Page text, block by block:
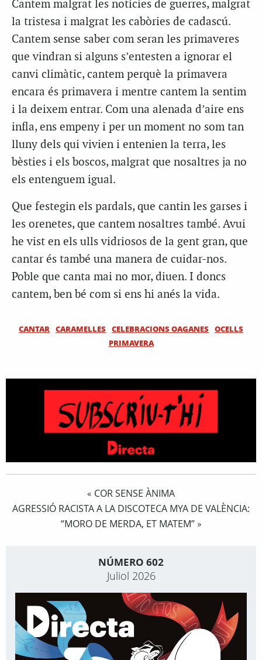
Cantem malgrat les notícies de guerres, malgrat
la tristesa i malgrat les cabòries de cadascú.
Cantem sense saber com seran les primaveres
que vindran si alguns s’entesten a ignorar el
canvi climàtic, cantem perquè la primavera
encara és primavera i mentre cantem la sentim
i la deixem entrar. Com una alenada d’aire ens
infla, ens empeny i per un moment no som tan
lluny dels qui vivien i entenien la terra, les
bèsties i els boscos, malgrat que nosaltres ja no
els entenguem igual.
Que festegin els pardals, que cantin les garses i
les orenetes, que cantem nosaltres també. Avui
he vist en els ulls vidriosos de la gent gran, que
cantar és també una manera de cuidar-nos.
Poble que canta mai no mor, diuen. I doncs
cantem, ben bé com si ens hi anés la vida.
CANTAR CARAMELLES CELEBRACIONS OAGANES
OCELLS
PRIMAVERA
« COR SENSE ÀNIMA
AGRESSIÓ RACISTA A LA DISCOTECA MYA DE VALÈNCIA:
“MORO DE MERDA, ET MATEM”»
NÚMERO 602
Juliol 2026